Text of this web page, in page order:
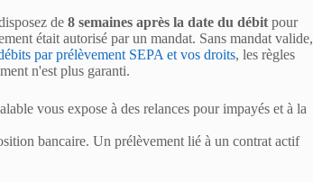
de 8 semaines après la date du débit pour
était autorisé par un mandat. Sans mandat valide,
par prélèvement SEPA et vos droits, les règles
n'est plus garanti.
vous expose à des relances pour impayés et à la
bancaire. Un prélèvement lié à un contrat actif